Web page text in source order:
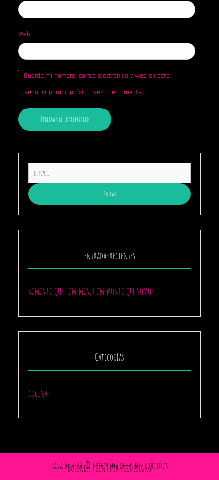
Web
Guarda mi nombre, correo electrónico y web en este
navegador para la próxima vez que comente.
Entradas recientes
SOMOS LO QUE COMEMOS, COMEMOS LO QUE SOMOS
Categorías
cocina
lata de zinc © todos los derechos torcidos
Business Point porProDesigns